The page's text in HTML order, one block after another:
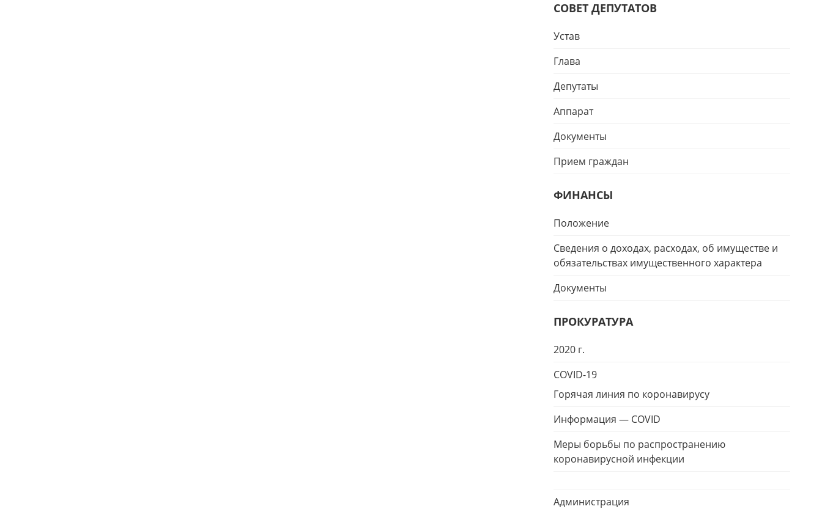
СОВЕТ ДЕПУТАТОВ
Устав
Глава
Депутаты
Аппарат
Документы
Прием граждан
ФИНАНСЫ
Положение
Сведения о доходах, расходах, об имуществе и
обязательствах имущественного характера
Документы
ПРОКУРАТУРА
2020 г.
COVID-19
Горячая линия по коронавирусу
Информация — COVID
Меры борьбы по распространению
коронавирусной инфекции
Администрация